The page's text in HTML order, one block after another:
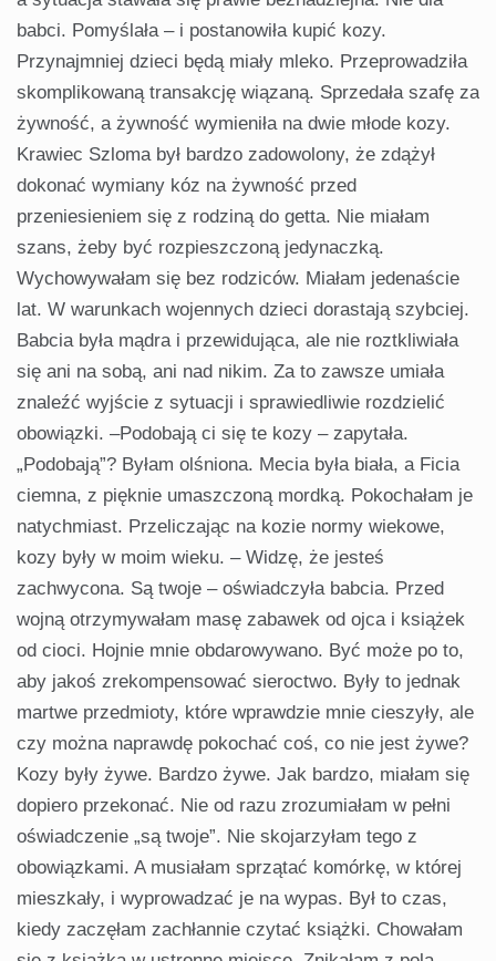
babci. Pomyślała – i postanowiła kupić kozy.
Przynajmniej dzieci będą miały mleko. Przeprowadziła
skomplikowaną transakcję wiązaną. Sprzedała szafę za
żywność, a żywność wymieniła na dwie młode kozy.
Krawiec Szloma był bardzo zadowolony, że zdążył
dokonać wymiany kóz na żywność przed
przeniesieniem się z rodziną do getta. Nie miałam
szans, żeby być rozpieszczoną jedynaczką.
Wychowywałam się bez rodziców. Miałam jedenaście
lat. W warunkach wojennych dzieci dorastają szybciej.
Babcia była mądra i przewidująca, ale nie roztkliwiała
się ani na sobą, ani nad nikim. Za to zawsze umiała
znaleźć wyjście z sytuacji i sprawiedliwie rozdzielić
obowiązki. –Podobają ci się te kozy – zapytała.
„Podobają”? Byłam olśniona. Mecia była biała, a Ficia
ciemna, z pięknie umaszczoną mordką. Pokochałam je
natychmiast. Przeliczając na kozie normy wiekowe,
kozy były w moim wieku. – Widzę, że jesteś
zachwycona. Są twoje – oświadczyła babcia. Przed
wojną otrzymywałam masę zabawek od ojca i książek
od cioci. Hojnie mnie obdarowywano. Być może po to,
aby jakoś zrekompensować sieroctwo. Były to jednak
martwe przedmioty, które wprawdzie mnie cieszyły, ale
czy można naprawdę pokochać coś, co nie jest żywe?
Kozy były żywe. Bardzo żywe. Jak bardzo, miałam się
dopiero przekonać. Nie od razu zrozumiałam w pełni
oświadczenie „są twoje”. Nie skojarzyłam tego z
obowiązkami. A musiałam sprzątać komórkę, w której
mieszkały, i wyprowadzać je na wypas. Był to czas,
kiedy zaczęłam zachłannie czytać książki. Chowałam